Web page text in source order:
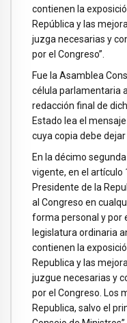
contienen la
República y las
juzga necesarias y
por el Congreso”.
Fue la Asamblea
célula parlamentaria
redacción final de
Estado lea el
cuya copia debe
En la décimo
vigente, en el artículo
Presidente de la
al Congreso en
forma personal y por
legislatura ordinaria
contienen la
Republica y las
juzgue necesarias y
por el Congreso. Los
Republica, salvo el